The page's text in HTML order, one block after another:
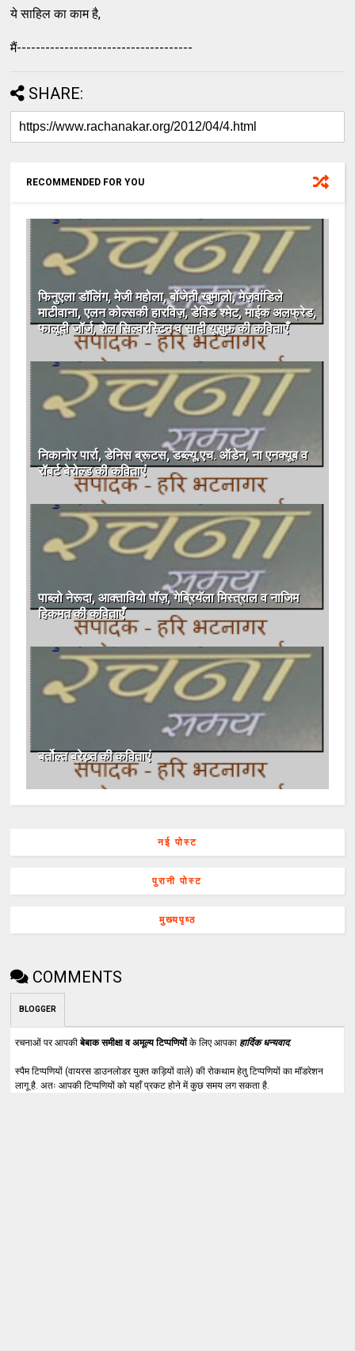
ये साहिल का काम है,
मैं-------------------------------------
SHARE:
RECOMMENDED FOR YOU
फिनुएला डॉलिंग, मेजी महोला, बोंजेनी खुमालो, मेज़वांडिले
माटीवाना, एलन कोल्‍सकी हारविज़, डेविड श्‍मेट, माईक अलफ्रेड,
फालूदी जॉर्ज, शेल सिल्‍वरस्‍टिन व सादी यूसुफ़ की कविताएँ
निकानोर पार्रा, डेनिस ब्रूटस, डब्‍ल्‍यू.एच. ऑडेन, ना एनक्‍यूब व
रॉबर्ट बेरोल्‍ड की कविताएं
पाब्लो नेरूदा, आक्तावियो पॉज़, गेब्रियॅला मिस्‍त्राल व नाजिम
हिकमत की कविताएँ
बर्तोल्त ब्रेख्‍़त की कविताएं
नई पोस्ट
पुरानी पोस्ट
मुख्यपृष्ठ
COMMENTS
BLOGGER
रचनाओं पर आपकीबेबाक समीक्षा व अमूल्य टिप्पणियोंके लिए आपका हार्दिक धन्यवाद.
स्पैम टिप्पणियों (वायरस डाउनलोडर युक्त कड़ियों वाले) की रोकथाम हेतु टिप्पणियों का मॉडरेशन
लागू है. अतः आपकी टिप्पणियों को यहाँ प्रकट होने में कुछ समय लग सकता है.